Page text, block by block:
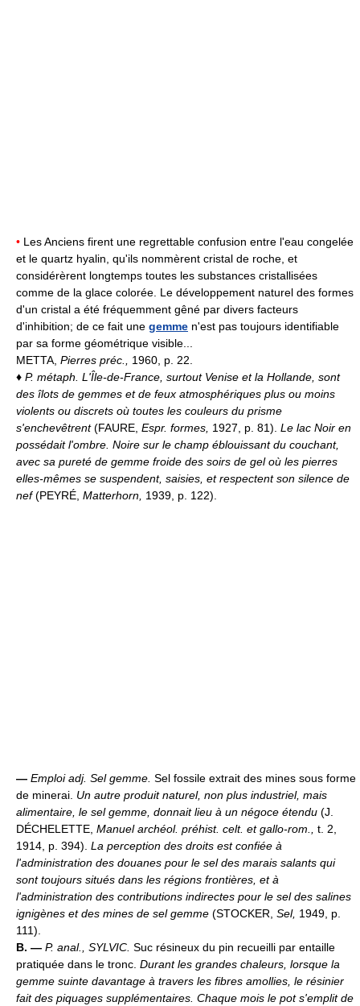
• Les Anciens firent une regrettable confusion entre l'eau congelée
et le quartz hyalin, qu'ils nommèrent cristal de roche, et
considérèrent longtemps toutes les substances cristallisées
comme de la glace colorée. Le développement naturel des formes
d'un cristal a été fréquemment gêné par divers facteurs
d'inhibition; de ce fait une gemme n'est pas toujours identifiable
par sa forme géométrique visible...
METTA, Pierres préc., 1960, p. 22.
♦ P. métaph. L'Île-de-France, surtout Venise et la Hollande, sont
des îlots de gemmes et de feux atmosphériques plus ou moins
violents ou discrets où toutes les couleurs du prisme
s'enchevêtrent(FAURE, Espr. formes, 1927, p. 81). Le lac Noir en
possédait l'ombre. Noire sur le champ éblouissant du couchant,
avec sa pureté de gemme froide des soirs de gel où les pierres
elles-mêmes se suspendent, saisies, et respectent son silence de
nef(PEYRÉ, Matterhorn, 1939, p. 122).
— Emploi adj. Sel gemme. Sel fossile extrait des mines sous forme
de minerai. Un autre produit naturel, non plus industriel, mais
alimentaire, le sel gemme, donnait lieu à un négoce étendu (J.
DÉCHELETTE, Manuel archéol. préhist. celt. et gallo-rom., t. 2,
1914, p. 394). La perception des droits est confiée à
l'administration des douanes pour le sel des marais salants qui
sont toujours situés dans les régions frontières, et à
l'administration des contributions indirectes pour le sel des salines
ignigènes et des mines de sel gemme (STOCKER, Sel, 1949, p.
111).
B. — P. anal., SYLVIC. Suc résineux du pin recueilli par entaille
pratiquée dans le tronc. Durant les grandes chaleurs, lorsque la
gemme suinte davantage à travers les fibres amollies, le résinier
fait des piquages supplémentaires. Chaque mois le pot s'emplit de